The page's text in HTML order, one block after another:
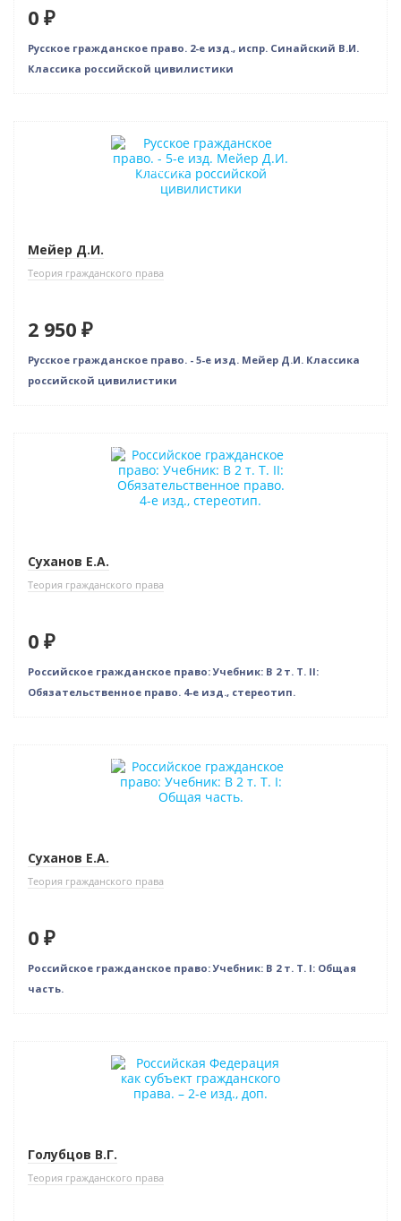
0 ₽
Русское гражданское право. 2-е изд., испр. Синайский В.И.
Классика российской цивилистики
Индивидуальный подход
Мейер Д.И.
Теория гражданского права
2 950 ₽
Русское гражданское право. - 5-е изд. Мейер Д.И. Классика
российской цивилистики
Нет в наличии
Суханов Е.А.
Теория гражданского права
0 ₽
Российское гражданское право: Учебник: В 2 т. Т. II:
Обязательственное право. 4-е изд., стереотип.
Нет в наличии
Суханов Е.А.
Теория гражданского права
0 ₽
Российское гражданское право: Учебник: В 2 т. Т. I: Общая
часть.
Голубцов В.Г.
Теория гражданского права